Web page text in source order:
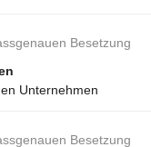
Besetzung
Unternehmen
Besetzung